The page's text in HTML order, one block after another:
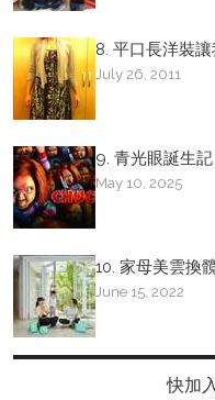
8. 平口長洋裝
July 26, 2011
9. 青光眼誕生記
May 10, 2025
10. 家母美雲換
June 15, 2022
快加